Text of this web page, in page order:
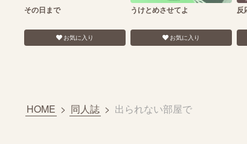
その日まで
お気に入り
うけとめさせてよ
お気に入り
反
HOME > 同人誌 > 出られない部屋で